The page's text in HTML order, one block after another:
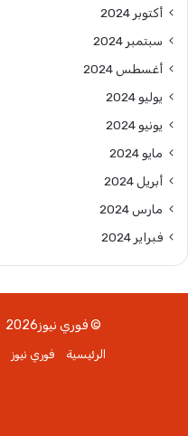
أكتوبر 2024
سبتمبر 2024
أغسطس 2024
يوليو 2024
يونيو 2024
مايو 2024
أبريل 2024
مارس 2024
فبراير 2024
© فوري نيوز2026 |
الرئيسية فوري نيوز